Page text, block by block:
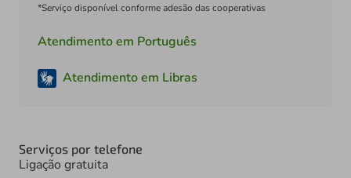
*Serviço disponível conforme adesão das cooperativas
Atendimento em Português
Atendimento em Libras
Serviços por telefone
Ligação gratuita